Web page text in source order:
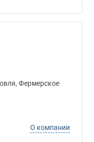
Фермерское
О компании